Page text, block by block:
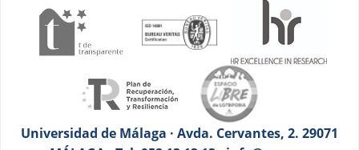
Universidad de Málaga · Avda. Cervantes, 2. 29071